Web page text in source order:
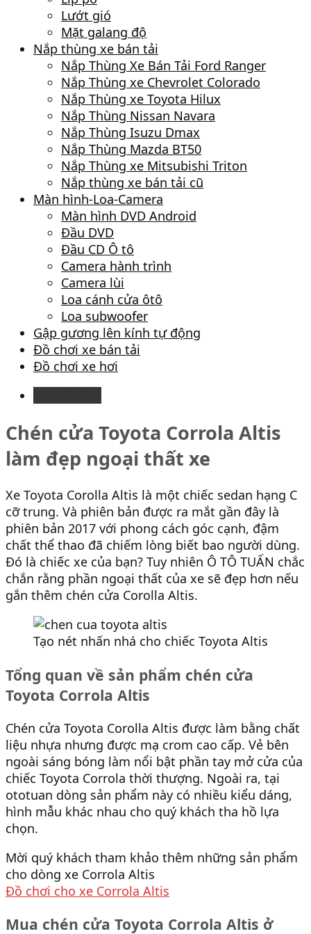
Lướt gió
Mặt galang độ
Nắp thùng xe bán tải
Nắp Thùng Xe Bán Tải Ford Ranger
Nắp Thùng xe Chevrolet Colorado
Nắp Thùng xe Toyota Hilux
Nắp Thùng Nissan Navara
Nắp Thùng Isuzu Dmax
Nắp Thùng Mazda BT50
Nắp Thùng xe Mitsubishi Triton
Nắp thùng xe bán tải cũ
Màn hình-Loa-Camera
Màn hình DVD Android
Đầu DVD
Đầu CD Ô tô
Camera hành trình
Camera lùi
Loa cánh cửa ôtô
Loa subwoofer
Gập gương lên kính tự động
Đồ chơi xe bán tải
Đồ chơi xe hơi
Chén cửa Toyota Corrola Altis
làm đẹp ngoại thất xe
Xe Toyota Corolla Altis là một chiếc sedan hạng C
cỡ trung. Và phiên bản được ra mắt gần đây là
phiên bản 2017 với phong cách góc cạnh, đậm
chất thể thao đã chiếm lòng biết bao người dùng.
Đó là chiếc xe của bạn? Tuy nhiên Ô TÔ TUẤN chắc
chắn rằng phần ngoại thất của xe sẽ đẹp hơn nếu
gắn thêm chén cửa Corolla Altis.
Tạo nét nhấn nhá cho chiếc Toyota Altis
Tổng quan về sản phẩm chén cửa
Toyota Corrola Altis
Chén cửa Toyota Corolla Altis được làm bằng chất
liệu nhựa nhưng được mạ crom cao cấp. Vẻ bên
ngoài sáng bóng làm nổi bật phần tay mở cửa của
chiếc Toyota Corrola thời thượng. Ngoài ra, tại
ototuan dòng sản phẩm này có nhiều kiểu dáng,
hình mẫu khác nhau cho quý khách tha hồ lựa
chọn.
Mời quý khách tham khảo thêm những sản phẩm
cho dòng xe Corrola Altis
Đồ chơi cho xe Corrola Altis
Mua chén cửa Toyota Corrola Altis ở